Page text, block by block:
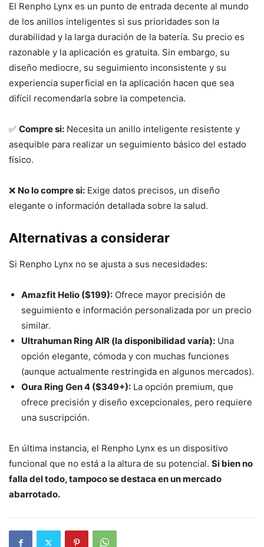
El Renpho Lynx es un punto de entrada decente al mundo
de los anillos inteligentes si sus prioridades son la
durabilidad y la larga duración de la batería. Su precio es
razonable y la aplicación es gratuita. Sin embargo, su
diseño mediocre, su seguimiento inconsistente y su
experiencia superficial en la aplicación hacen que sea
difícil recomendarla sobre la competencia.
✅ Compre si: Necesita un anillo inteligente resistente y
asequible para realizar un seguimiento básico del estado
físico.
❌ No lo compre si: Exige datos precisos, un diseño
elegante o información detallada sobre la salud.
Alternativas a considerar
Si Renpho Lynx no se ajusta a sus necesidades:
Amazfit Helio ($199): Ofrece mayor precisión de
seguimiento e información personalizada por un precio
similar.
Ultrahuman Ring AIR (la disponibilidad varía): Una
opción elegante, cómoda y con muchas funciones
(aunque actualmente restringida en algunos mercados).
Oura Ring Gen 4 ($349+): La opción premium, que
ofrece precisión y diseño excepcionales, pero requiere
una suscripción.
En última instancia, el Renpho Lynx es un dispositivo
funcional que no está a la altura de su potencial. Si bien no
falla del todo, tampoco se destaca en un mercado
abarrotado.